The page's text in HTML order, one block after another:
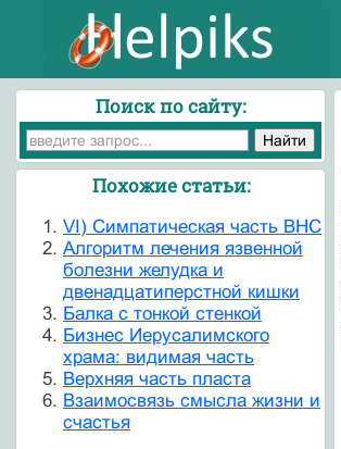
Поиск по сайту:
Похожие статьи:
VI) Симпатическая часть ВНС
Алгоритм лечения язвенной
болезни желудка и
двенадцатиперстной кишки
Балка с тонкой стенкой
Бизнес Иерусалимского
храма: видимая часть
Верхняя часть пласта
Взаимосвязь смысла жизни и
счастья